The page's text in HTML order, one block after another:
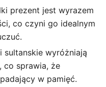
prezent jest wyrazem
co czyni go idealnym
sultanskie wyróżniają
co sprawia, że
w pamięć.